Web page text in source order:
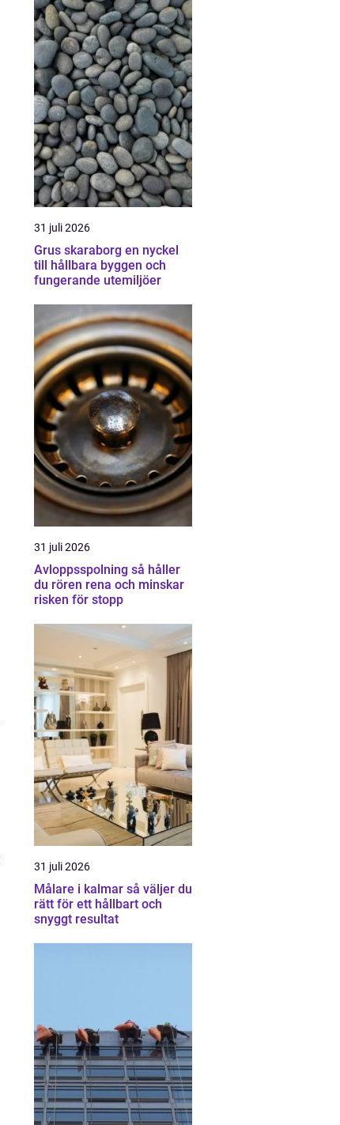
31 juli 2026
Grus skaraborg en nyckel
till hållbara byggen och
fungerande utemiljöer
31 juli 2026
Avloppsspolning så håller
du rören rena och minskar
risken för stopp
31 juli 2026
Målare i kalmar så väljer du
rätt för ett hållbart och
snyggt resultat